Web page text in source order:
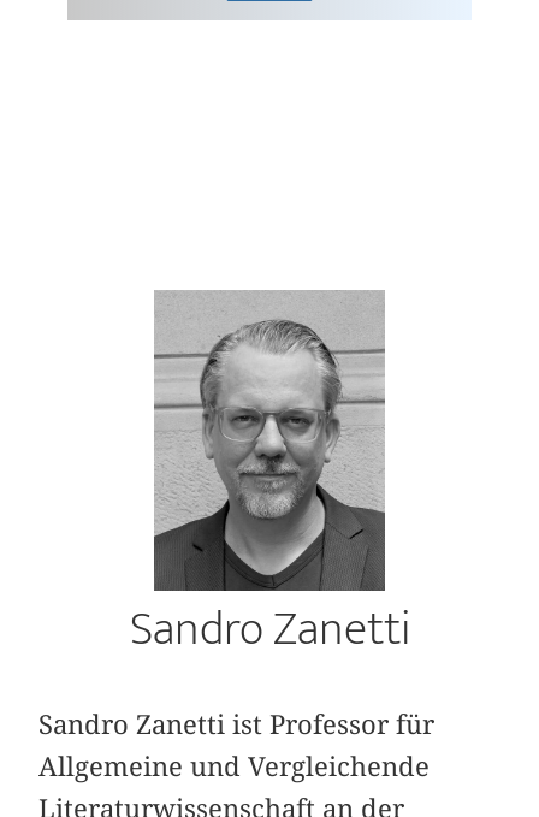
Sandro Zanetti
Sandro Zanetti ist Professor für
Allgemeine und Vergleichende
Literaturwissenschaft an der